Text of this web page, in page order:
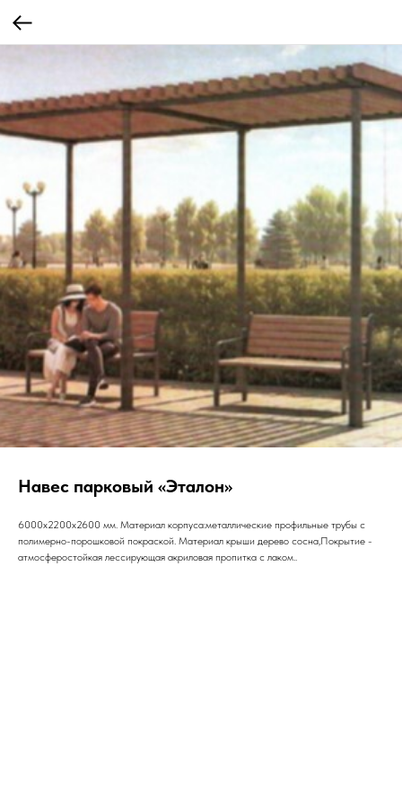
Навес парковый «Эталон»
6000х2200х2600 мм. Материал корпуса:металлические профильные трубы с
полимерно-порошковой покраской. Материал крыши дерево сосна,Покрытие -
атмосферостойкая лессирующая акриловая пропитка с лаком..